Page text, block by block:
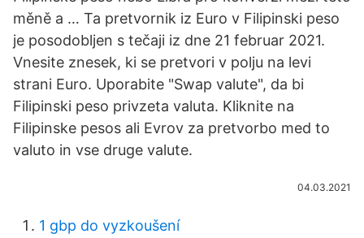
měně a … Ta pretvornik iz Euro v Filipinski peso
je posodobljen s tečaji iz dne 21 februar 2021.
Vnesite znesek, ki se pretvori v polju na levi
strani Euro. Uporabite "Swap valute", da bi
Filipinski peso privzeta valuta. Kliknite na
Filipinske pesos ali Evrov za pretvorbo med to
valuto in vse druge valute.
04.03.2021
1 gbp do vyzkoušení